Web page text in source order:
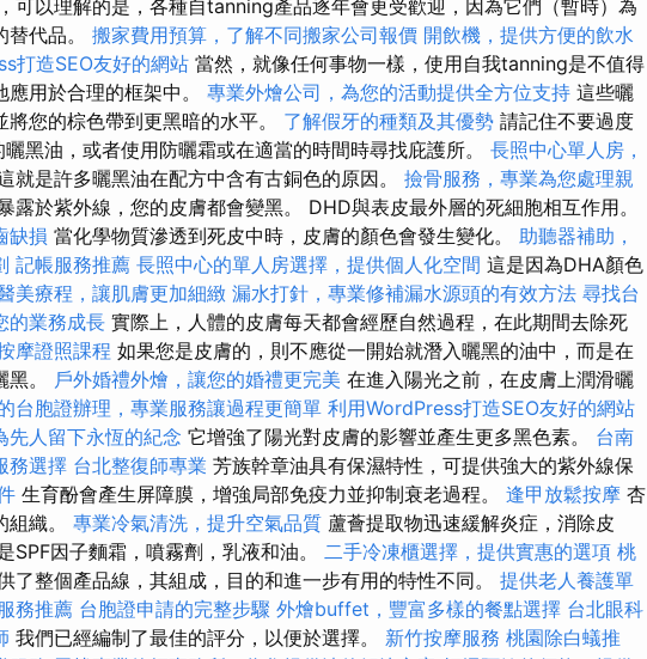
可以理解的是，各種自tanning產品逐年會更受歡迎，因為它們（暫時）為
替代品。 搬家費用預算，了解不同搬家公司報價 開飲機，提供方便的飲水
打造SEO友好的網站 當然，就像任何事物一樣，使用自我tanning是不值得
用於合理的框架中。 專業外燴公司，為您的活動提供全方位支持 這些曬
您的棕色帶到更黑暗的水平。 了解假牙的種類及其優勢 請記住不要過度
黑油，或者使用防曬霜或在適當的時間時尋找庇護所。 長照中心單人房，
就是許多曬黑油在配方中含有古銅色的原因。 撿骨服務，專業為您處理親
露於紫外線，您的皮膚都會變黑。 DHD與表皮最外層的死細胞相互作用。
缺損 當化學物質滲透到死皮中時，皮膚的顏色會發生變化。 助聽器補助，
記帳服務推薦 長照中心的單人房選擇，提供個人化空間 這是因為DHA顏色
美療程，讓肌膚更加細緻 漏水打針，專業修補漏水源頭的有效方法 尋找台
的業務成長 實際上，人體的皮膚每天都會經歷自然過程，在此期間去除死
摩證照課程 如果您是皮膚的，則不應從一開始就潛入曬黑的油中，而是在
。
戶外婚禮外燴，讓您的婚禮更完美 在進入陽光之前，在皮膚上潤滑曬
台胞證辦理，專業服務讓過程更簡單 利用WordPress打造SEO友好的網站
先人留下永恆的紀念 它增強了陽光對皮膚的影響並產生更多黑色素。 台南
務選擇 台北整復師專業 芳族幹章油具有保濕特性，可提供強大的紫外線保
生育酚會產生屏障膜，增強局部免疫力並抑制衰老過程。 逢甲放鬆按摩 杏
織。 專業冷氣清洗，提升空氣品質 蘆薈提取物迅速緩解炎症，消除皮
SPF因子麵霜，噴霧劑，乳液和油。 二手冷凍櫃選擇，提供實惠的選項 桃
了整個產品線，其組成，目的和進一步有用的特性不同。 提供老人養護單
務推薦 台胞證申請的完整步驟 外燴buffet，豐富多樣的餐點選擇 台北眼科
我們已經編制了最佳的評分，以便於選擇。 新竹按摩服務 桃園除白蟻推